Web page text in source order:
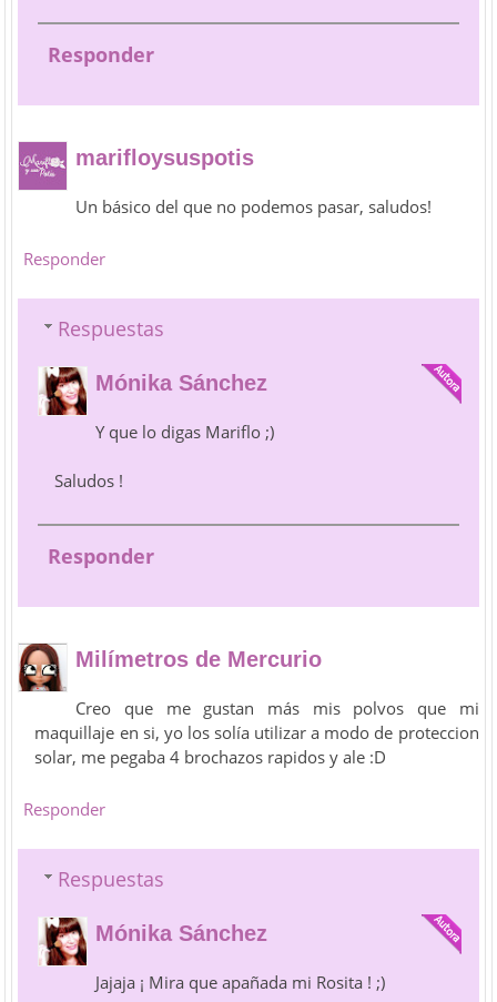
Responder
marifloysuspotis
Un básico del que no podemos pasar, saludos!
Responder
Respuestas
Mónika Sánchez
Y que lo digas Mariflo ;)
Saludos !
Responder
Milímetros de Mercurio
Creo que me gustan más mis polvos que mi
maquillaje en si, yo los solía utilizar a modo de proteccion
solar, me pegaba 4 brochazos rapidos y ale :D
Responder
Respuestas
Mónika Sánchez
Jajaja ¡ Mira que apañada mi Rosita ! ;)